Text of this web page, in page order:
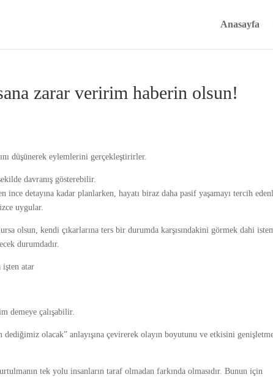
Anasayfa
zarar veririm haberin olsun!
düşünerek eylemlerini gerçekleştirirler.
davranış gösterebilir.
detayına kadar planlarken, hayatı biraz daha pasif yaşamayı tercih
uygular.
olsun, kendi çıkarlarına ters bir durumda karşısındakini görmek dahi
durumdadır.
işten atar
demeye çalışabilir.
dediğimiz olacak” anlayışına çevirerek olayın boyutunu ve etkisini
tek yolu insanların taraf olmadan farkında olmasıdır. Bunun için